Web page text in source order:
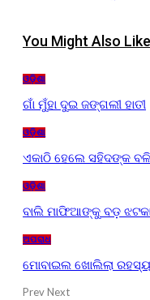
You Might Also Like
ଓଡ଼ିଶା
ଗାଁ ମୁଁହା ଦୁଇ ଜଙ୍ଗଲୀ ହାତୀ
ଓଡ଼ିଶା
ଏକାଠି ହେଲେ ସହିଦଙ୍କ
ଓଡ଼ିଶା
ବାଲି ମାଫିଆଙ୍କୁ ବଡ଼
ଅପରାଧ
ମୋବାଇଲ ଖୋଲିଲା ରହସ୍ୟ
PrevNext